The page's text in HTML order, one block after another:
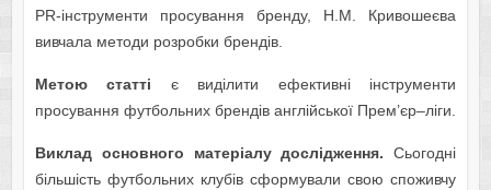
PR-інструменти просування бренду, Н.М. Кривошеєва
вивчала методи розробки брендів.
Метою статті є виділити ефективні інструменти
просування футбольних брендів англійської Прем’єр–ліги.
Виклад основного матеріалу дослідження. Сьогодні
більшість футбольних клубів сформували свою споживчу